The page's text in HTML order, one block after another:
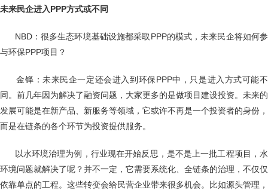
未来民企进入PPP方式或不同
NBD：很多生态环境基础设施都采取PPP的模式，未来民企将如何参
与环保PPP项目？
金铎：未来民企一定还会进入到环保PPP中，只是进入方式可能不
同。前几年因为解决了融资问题，大家更多的是做项目建设投资。未来的
发展可能是在新产品、新服务等领域，它或许不再是一个投资者的身份，
而是在链条的各个环节为投资提供服务。
以水环境治理为例，行业现在开始反思，是不是上一批工程项目，水
环境问题就解决了呢？并不一定，它需要系统化、全链条的治理，不仅仅
依靠单点的工程。这些转变会给民营企业带来很多机会。比如源头管理，